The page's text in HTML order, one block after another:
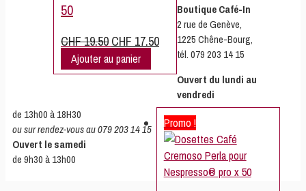
50
CHF19.50 Le
prix
initial
CHF 17.50Le
actuel
CHF 17.50.
Ajouter au panier
Promo !
Boutique Café-In
2 rue de Genève,
1225 Chêne-Bourg,
tél. 079 203 14 15
Ouvert du lundi au
vendredi
de 13h00 à 18H30
ou sur rendez-vous au 079 203 14 15
Ouvert le samedi
de 9h30 à 13h00